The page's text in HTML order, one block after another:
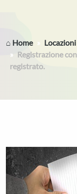
⌂ Home
Locazioni
Registrazione
registrato.